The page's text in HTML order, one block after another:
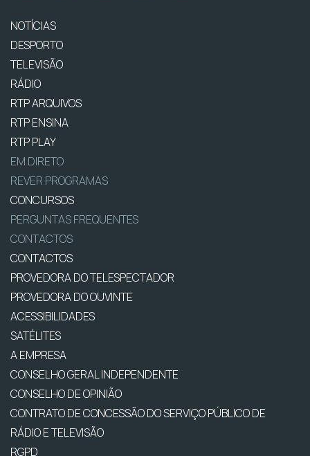
NOTÍCIAS
DESPORTO
TELEVISÃO
RÁDIO
RTP ARQUIVOS
RTP ENSINA
RTP PLAY
EM DIRETO
REVER PROGRAMAS
CONCURSOS
PERGUNTAS FREQUENTES
CONTACTOS
CONTACTOS
PROVEDORA DO TELESPECTADOR
PROVEDORA DO OUVINTE
ACESSIBILIDADES
SATÉLITES
A EMPRESA
CONSELHO GERAL INDEPENDENTE
CONSELHO DE OPINIÃO
CONTRATO DE CONCESSÃO DO SERVIÇO PÚBLICO DE
RÁDIO E TELEVISÃO
RGPD